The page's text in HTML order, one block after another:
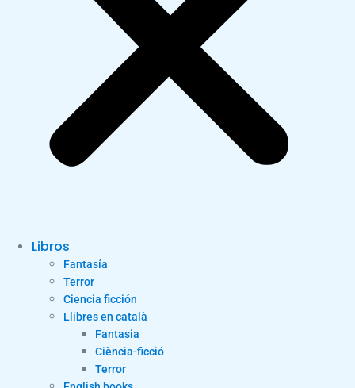
Libros
Fantasía
Terror
Ciencia ficción
Llibres en català
Fantasia
Ciència-ficció
Terror